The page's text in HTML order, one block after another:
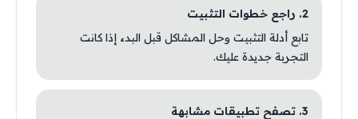
2. راجع خطوات التثبيت
تابع أدلة التثبيت وحل المشاكل قبل البدء إذا كانت
التجربة جديدة عليك.
3. تصفح تطبيقات مشابهة